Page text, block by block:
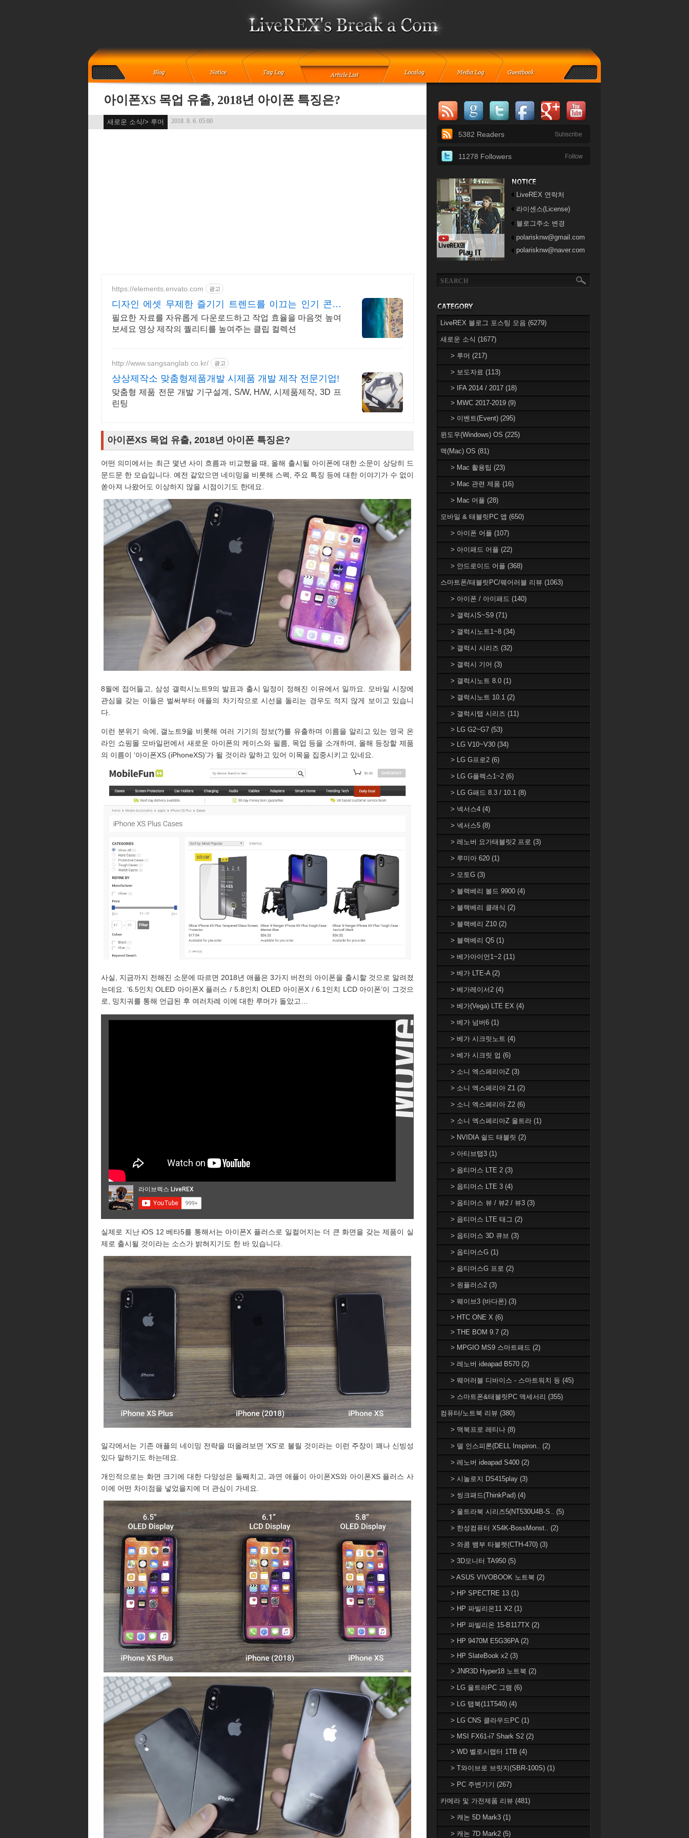
아이폰XS 목업 유출, 2018년 아이폰 특징은?
새로운 소식/> 루머 2018. 8. 6. 05:00
https://elements.envato.com 광고
디자인 에셋 무제한 즐기기 트렌드를 이끄는 인기 콘텐
츠
필요한 자료를 자유롭게 다운로드하고 작업 효율을 마음껏 높여
보세요 영상 제작의 퀄리티를 높여주는 클립 컬렉션
http://www.sangsanglab.co.kr/ 광고
상상제작소 맞춤형제품개발 시제품 개발 제작 전문기업!
맞춤형 제품 전문 개발 기구설계, S/W, H/W, 시제품제작, 3D 프
린팅
아이폰XS 목업 유출, 2018년 아이폰 특징은?
어떤 의미에서는 최근 몇년 사이 흐름과 비교했을 때, 올해 출시될 아이폰에 대한 소문이 상당히 드
문드문 한 모습입니다. 예전 같았으면 네이밍을 비롯해 스펙, 주요 특징 등에 대한 이야기가 수 없이
쏟아져 나왔어도 이상하지 않을 시점이기도 한데요.
8월에 접어들고, 삼성 갤럭시노트9의 발표과 출시 일정이 정해진 이유에서 일까요. 모바일 시장에
관심을 갖는 이들은 벌써부터 애플의 차기작으로 시선을 돌리는 경우도 적지 않게 보이고 있습니
다.
이런 분위기 속에, 갤노트9을 비롯해 여러 기기의 정보(?)를 유출하며 이름을 알리고 있는 영국 온
라인 쇼핑몰 모바일펀에서 새로운 아이폰의 케이스와 필름, 목업 등을 소개하며, 올해 등장할 제품
의 이름이 ‘아이폰XS (iPhoneXS)’가 될 것이라 말하고 있어 이목을 집중시키고 있네요.
사실, 지금까지 전해진 소문에 따르면 2018년 애플은 3가지 버전의 아이폰을 출시할 것으로 알려졌
는데요. ‘6.5인치 OLED 아이폰X 플러스 / 5.8인치 OLED 아이폰X / 6.1인치 LCD 아이폰’이 그것으
로, 밍치궈를 통해 언급된 후 여러차례 이에 대한 루머가 돌았고…
실제로 지난 iOS 12 베타5를 통해서는 아이폰X 플러스로 일컬어지는 더 큰 화면을 갖는 제품이 실
제로 출시될 것이라는 소스가 밝혀지기도 한 바 있습니다.
일각에서는 기존 애플의 네이밍 전략을 떠올려보면 ‘XS’로 불릴 것이라는 이런 주장이 꽤나 신빙성
있다 말하기도 하는데요.
개인적으로는 화면 크기에 대한 다양성은 둘째치고, 과연 애플이 아이폰XS와 아이폰XS 플러스 사
이에 어떤 차이점을 넣었을지에 더 관심이 가네요.
5382 Readers
11278 Followers
LiveREX 연락처
라이센스(License)
블로그주소 변경
polarisknw@gmail.com
polarisknw@naver.com
LiveREX 블로그 포스팅 모음 (6279)
새로운 소식 (1677)
> 루머 (217)
> 보도자료 (113)
> IFA 2014 / 2017 (18)
> MWC 2017-2019 (9)
> 이벤트(Event) (295)
윈도우(Windows) OS (225)
맥(Mac) OS (81)
> Mac 활용팁 (23)
> Mac 관련 제품 (16)
> Mac 어플 (28)
모바일 & 태블릿PC 앱 (650)
> 아이폰 어플 (107)
> 아이패드 어플 (22)
> 안드로이드 어플 (368)
스마트폰/태블릿PC/웨어러블 리뷰 (1063)
> 아이폰 / 아이패드 (140)
> 갤럭시S~S9 (71)
> 갤럭시노트1~8 (34)
> 갤럭시 시리즈 (32)
> 갤럭시 기어 (3)
> 갤럭시노트 8.0 (1)
> 갤럭시노트 10.1 (2)
> 갤럭시탭 시리즈 (11)
> LG G2~G7 (53)
> LG V10~V30 (34)
> LG G프로2 (6)
> LG G플렉스1~2 (6)
> LG G패드 8.3 / 10.1 (8)
> 넥서스4 (4)
> 넥서스5 (8)
> 레노버 요가태블릿2 프로 (3)
> 루미아 620 (1)
> 모토G (3)
> 블랙베리 볼드 9900 (4)
> 블랙베리 클래식 (2)
> 블랙베리 Z10 (2)
> 블랙베리 Q5 (1)
> 베가아이언1~2 (11)
> 베가 LTE-A (2)
> 베가레이서2 (4)
> 베가(Vega) LTE EX (4)
> 베가 넘버6 (1)
> 베가 시크릿노트 (4)
> 베가 시크릿 업 (6)
> 소니 엑스페리아Z (3)
> 소니 엑스페리아 Z1 (2)
> 소니 엑스페리아 Z2 (6)
> 소니 엑스페리아Z 울트라 (1)
> NVIDIA 쉴드 태블릿 (2)
> 아티브탭3 (1)
> 옵티머스 LTE 2 (3)
> 옵티머스 LTE 3 (4)
> 옵티머스 뷰 / 뷰2 / 뷰3 (3)
> 옵티머스 LTE 태그 (2)
> 옵티머스 3D 큐브 (3)
> 옵티머스G (1)
> 옵티머스G 프로 (2)
> 원플러스2 (3)
> 웨이브3 (바다폰) (3)
> HTC ONE X (6)
> THE BOM 9.7 (2)
> MPGIO MS9 스마트패드 (2)
> 레노버 ideapad B570 (2)
> 웨어러블 디바이스 - 스마트워치 등 (45)
> 스마트폰&태블릿PC 액세서리 (355)
컴퓨터/노트북 리뷰 (380)
> 맥북프로 레티나 (8)
> 델 인스피론(DELL Inspiron.. (2)
> 레노버 ideapad S400 (2)
> 시놀로지 DS415play (3)
> 씽크패드(ThinkPad) (4)
> 울트라북 시리즈5(NT530U4B-S.. (5)
> 한성컴퓨터 X54K-BossMonst.. (2)
> 와콤 뱀부 타블렛(CTH-470) (3)
> 3D모니터 TA950 (5)
> ASUS VIVOBOOK 노트북 (2)
> HP SPECTRE 13 (1)
> HP 파빌리온11 X2 (1)
> HP 파빌리온 15-B117TX (2)
> HP 9470M E5G36PA (2)
> HP SlateBook x2 (3)
> JNR3D Hyper18 노트북 (2)
> LG 울트라PC 그램 (6)
> LG 탭북(11T540) (4)
> LG CNS 클라우드PC (1)
> MSI FX61-i7 Shark S2 (2)
> WD 벨로시랩터 1TB (4)
> T와이브로 브릿지(SBR-100S) (1)
> PC 주변기기 (267)
카메라 및 가전제품 리뷰 (481)
> 캐논 5D Mark3 (1)
> 캐논 7D Mark2 (5)